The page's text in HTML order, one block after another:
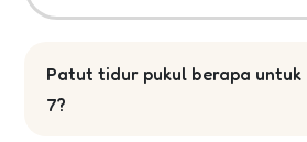
Patut tidur pukul berapa untuk
7?